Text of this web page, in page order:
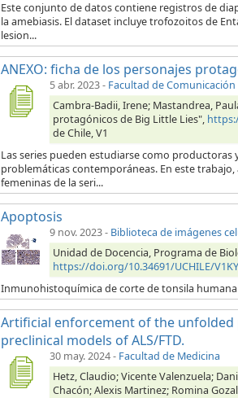
Este conjunto de datos contiene registros de
la amebiasis. El dataset incluye trofozoitos de
lesion...
ANEXO: ficha de los personajes
5 abr. 2023- Facultad de
Cambra-Badii, Irene; Mastandrea,
protagónicos de Big Little Lies",
de Chile, V1
Las series pueden estudiarse como
problemáticas contemporáneas. En este
femeninas de la seri...
Apoptosis
9 nov. 2023- Biblioteca de imágenes
Unidad de Docencia, Programa de
https://doi.org/10.34691/UCHILE/
Inmunohistoquímica de corte de tonsila
Artificial enforcement of the unfolded
preclinical models of ALS/FTD.
30 may. 2024- Facultad de Medicina
Hetz, Claudio; Vicente Valenzuela;
Chacón; Alexis Martinez; Romina